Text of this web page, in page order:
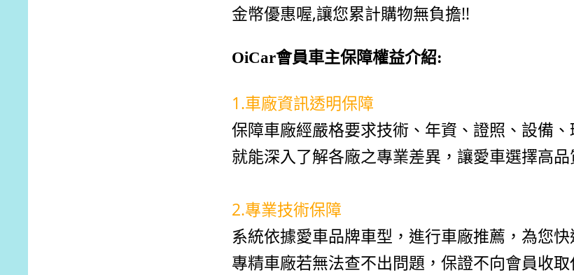
金幣優惠喔,讓您累計購物無負擔!!
OiCar會員車主保障權益介紹:
1.車廠資訊透明保障
保障車廠經嚴格要求技術、年資、證照、設備
就能深入了解各廠之專業差異，讓愛車選擇高品
2.專業技術保障
系統依據愛車品牌車型，進行車廠推薦，為您
專精車廠若無法查不出問題，保證不向會員收取